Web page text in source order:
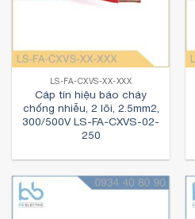
LS-FA-CXVS-XX-XXX
Cáp tín hiệu báo cháy
chống nhiễu, 2 lõi, 2.5mm2,
300/500V LS-FA-CXVS-02-
250